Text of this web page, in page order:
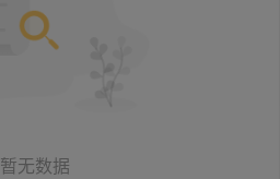
暂无数据